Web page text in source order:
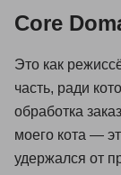
Core
Это как
часть, ради
обработка
моего кота —
удержался от